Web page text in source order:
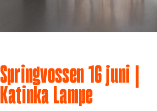
Springvossen 16 juni |
Katinka Lampe